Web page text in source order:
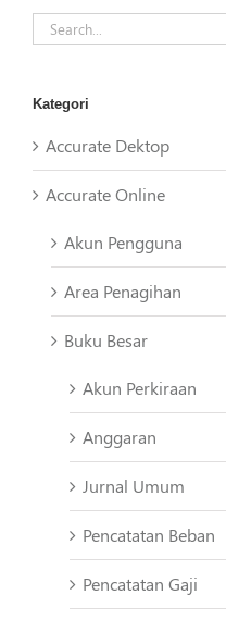
Search
for:
Kategori
Accurate Dektop
Accurate Online
Akun Pengguna
Area Penagihan
Buku Besar
Akun Perkiraan
Anggaran
Jurnal Umum
Pencatatan Beban
Pencatatan Gaji